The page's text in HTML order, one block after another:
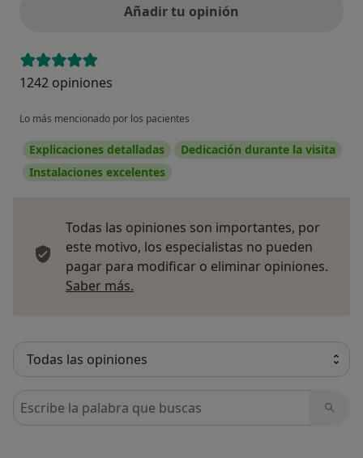
Añadir tu opinión
1242 opiniones
Lo más mencionado por los pacientes
Explicaciones detalladas
Dedicación durante la visita
Instalaciones excelentes
Todas las opiniones son importantes, por
este motivo, los especialistas no pueden
pagar para modificar o eliminar opiniones.
Saber más.
Busca en opiniones